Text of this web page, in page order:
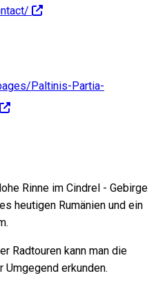
Paltinis-Partia-
Rinne im Cindrel - Gebirge
heutigen Rumänien und ein
Radtouren kann man die
Umgegend erkunden.